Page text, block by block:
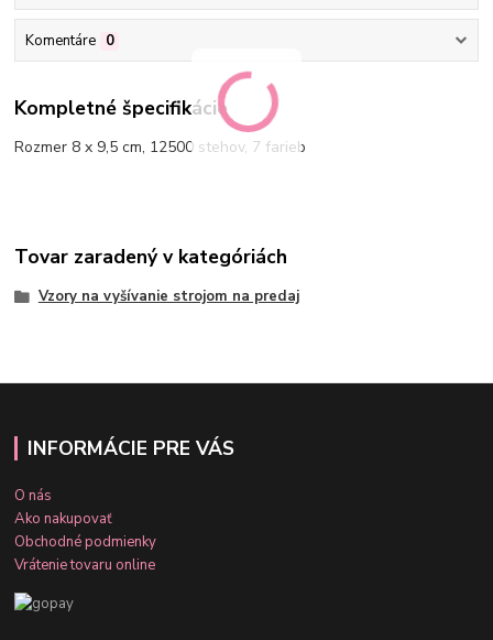
Komentáre 0
Kompletné špecifikácie
Rozmer 8 x 9,5 cm, 12500 stehov, 7 farieb
Tovar zaradený v kategóriách
Vzory na vyšívanie strojom na predaj
INFORMÁCIE PRE VÁS
O nás
Ako nakupovať
Obchodné podmienky
Vrátenie tovaru online